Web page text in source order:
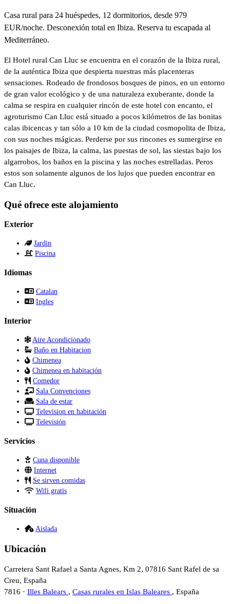
Casa rural para 24 huéspedes, 12 dormitorios, desde 979
EUR/noche. Desconexión total en Ibiza. Reserva tu escapada al
Mediterráneo.
El Hotel rural Can Lluc se encuentra en el corazón de la Ibiza rural,
de la auténtica Ibiza que despierta nuestras más placenteras
sensaciones. Rodeado de frondosos bosques de pinos, en un entorno
de gran valor ecológico y de una naturaleza exuberante, donde la
calma se respira en cualquier rincón de este hotel con encanto, el
agroturismo Can Lluc está situado a pocos kilómetros de las bonitas
calas ibicencas y tan sólo a 10 km de la ciudad cosmopolita de Ibiza,
con sus noches mágicas. Perderse por sus rincones es sumergirse en
los paisajes de Ibiza, la calma, las puestas de sol, las siestas bajo los
algarrobos, los baños en la piscina y las noches estrelladas. Peros
estos son solamente algunos de los lujos que pueden encontrar en
Can Lluc.
Qué ofrece este alojamiento
Exterior
Jardin
Piscina
Idiomas
Catalan
Ingles
Interior
Aire Acondicionado
Baño en Habitacion
Chimenea
Chimenea en habitación
Comedor
Sala Convenciones
Sala de estar
Television en habitación
Televisión
Servicios
Cuna disponible
Internet
Se sirven comidas
Wifi gratis
Situación
Aislada
Ubicación
Carretera Sant Rafael a Santa Agnes, Km 2, 07816 Sant Rafel de sa
Creu, España
7816 · Illes Balears , Casas rurales en Islas Baleares , España